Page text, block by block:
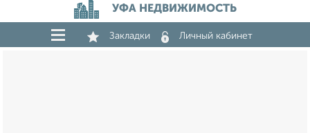
УФА НЕДВИЖИМОСТЬ
Закладки Личный кабинет